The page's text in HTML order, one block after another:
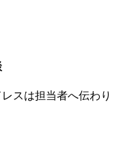
スは担当者へ伝わり